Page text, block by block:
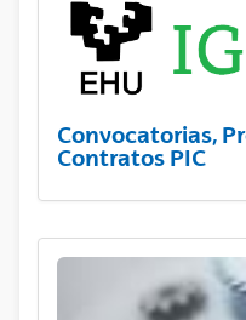
Convocatorias,
Contratos PIC